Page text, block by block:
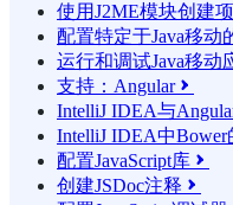
使用J2ME模块创建
配置特定于Java移动
运行和调试Java移动
支持：Angular
IntelliJ IDEA与
IntelliJ IDEA中Bower
配置JavaScript库 
创建JSDoc注释 